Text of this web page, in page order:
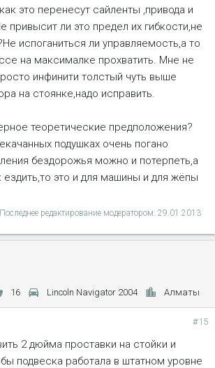
это перенесут сайленты ,привода и
привысит ли это предел их гибкости,не
испоганиться ли управляемость,а то
на максималке прохватить. Мне не
инфинити толстый чуть выше
на стоянке,надо исправить.
теоретические предположения?
подушках очень погано
бездорожья можно и потерпеть,а
это и для машины и для жёпы
Последнее редактирование модератором: 29.01.2013
16 Lincoln Navigator 2004 Алматы
#15
2 дюйма проставки на стойки и
подвеска работала в штатном уровне